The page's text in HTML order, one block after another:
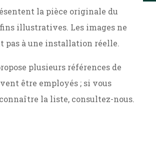
la pièce originale du
illustratives. Les images ne
pas à une installation réelle.
plusieurs références de
être employés ; si vous
la liste, consultez-nous.